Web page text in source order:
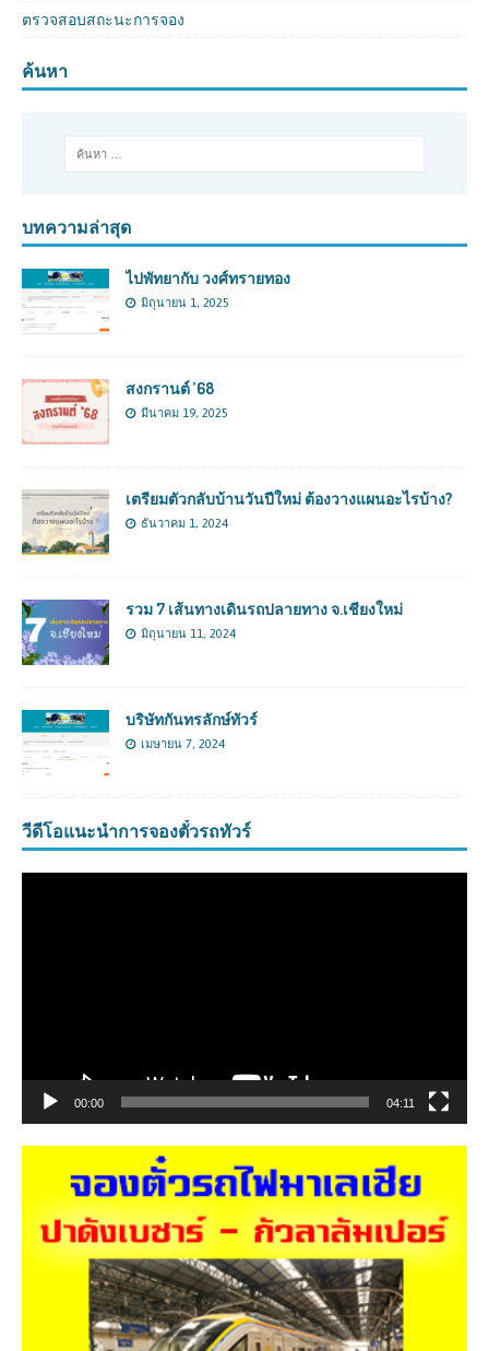
ตรวจสอบสถะนะการจอง
ค้นหา
บทความล่าสุด
ไปพัทยากับ วงศ์ทรายทอง
มิถุนายน 1, 2025
สงกรานต์ ’68
มีนาคม 19, 2025
เตรียมตัวกลับบ้านวันปีใหม่ ต้องวางแผนอะไรบ้าง?
ธันวาคม 1, 2024
รวม 7 เส้นทางเดินรถปลายทาง จ.เชียงใหม่
มิถุนายน 11, 2024
บริษัทกันทรลักษ์ทัวร์
เมษายน 7, 2024
วีดีโอแนะนำการจองตั๋วรถทัวร์
00:00 04:11